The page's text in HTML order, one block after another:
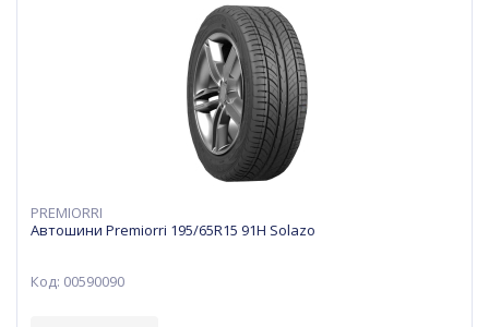
PREMIORRI
Автошини Premiorri 195/65R15 91H Solazo
Код: 00590090